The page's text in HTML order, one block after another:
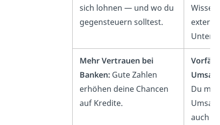
sich lohnen — und wo du
gegensteuern solltest.
externe
Mehr Vertrauen bei
Banken: Gute Zahlen
erhöhen deine Chancen
auf Kredite.
Du
auch